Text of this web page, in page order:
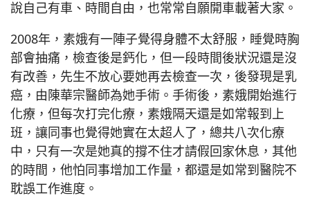
說自己有車、時間自由，也常常自願開車載著大家。
2008年，素娥有一陣子覺得身體不太舒服，睡覺時胸
部會抽痛，檢查後是鈣化，但一段時間後狀況還是沒
有改善，先生不放心要她再去檢查一次，後發現是乳
癌，由陳華宗醫師為她手術。手術後，素娥開始進行
化療，但每次打完化療，素娥隔天還是如常報到上
班，讓同事也覺得她實在太超人了，總共八次化療
中，只有一次是她真的撐不住才請假回家休息，其他
的時間，他怕同事增加工作量，都還是如常到醫院不
耽誤工作進度。